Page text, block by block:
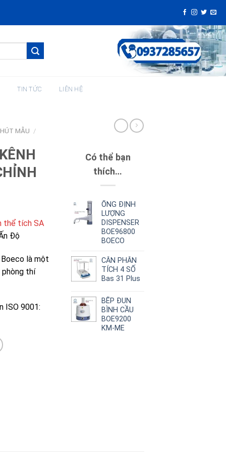
TIN TỨC LIÊN HỆ
MẪU /
thể tích SA
Độ
là một
phòng thí
ISO 9001:
Có thể bạn
thích…
ỐNG ĐỊNH
LƯỢNG
DISPENSER
BOE96800
BOECO
CÂN PHÂN
TÍCH 4 SỐ
Bas 31 Plus
BẾP ĐUN
BÌNH CẦU
BOE9200
KM-ME